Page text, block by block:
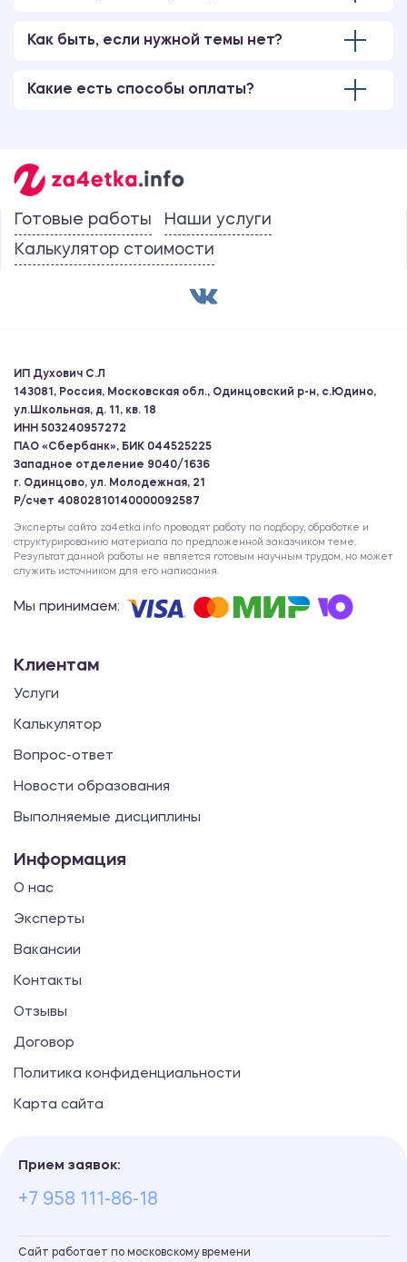
Как быть, если нужной темы нет?
Какие есть способы оплаты?
Готовые работы
Наши услуги
Калькулятор стоимости
ИП Духович С.Л
143081, Россия, Московская обл., Одинцовский р-н, с.Юдино,
ул.Школьная, д. 11, кв. 18
ИНН 503240957272
ПАО «Сбербанк», БИК 044525225
Западное отделение 9040/1636
г. Одинцово, ул. Молодежная, 21
Р/счет 40802810140000092587
Эксперты сайта za4etka.info проводят работу по подбору, обработке и
структурированию материала по предложенной заказчиком теме.
Результат данной работы не является готовым научным трудом, но может
служить источником для его написания.
Мы принимаем:
Клиентам
Услуги
Калькулятор
Вопрос-ответ
Новости образования
Выполняемые дисциплины
Информация
О нас
Эксперты
Вакансии
Контакты
Отзывы
Договор
Политика конфиденциальности
Карта сайта
Прием заявок:
+7 958 111-86-18
Сайт работает по московскому времени